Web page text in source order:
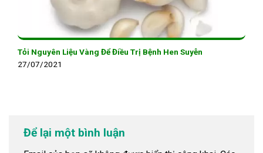
Tỏi Nguyên Liệu Vàng Để Điều Trị Bệnh Hen Suyễn
27/07/2021
Để lại một bình luận